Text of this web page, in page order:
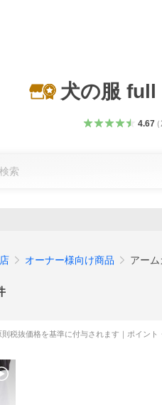
犬の服
4.67（
オーナー様向け商品 アー
則税抜価格を基準に付与されます｜ポイン